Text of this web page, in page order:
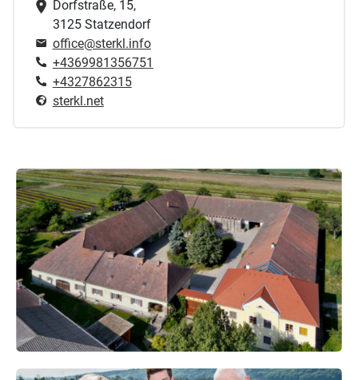
Dorfstraße, 15,
3125 Statzendorf
office@sterkl.info
+4369981356751
+4327862315
sterkl.net